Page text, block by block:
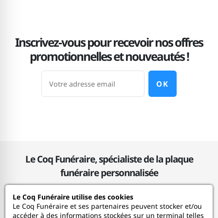
Bernadette
04/07/2025
30/12/2024
4
produit ayant un rendu visuel optimal
Inscrivez-vous pour recevoir nos offres
promotionnelles et nouveautés !
OK
Le Coq Funéraire, spécialiste de la plaque
funéraire personnalisée
Le Coq Funéraire
Le Coq Funéraire utilise des cookies
Le Coq Funéraire et ses partenaires peuvent stocker et/ou
accéder à des informations stockées sur un terminal telles